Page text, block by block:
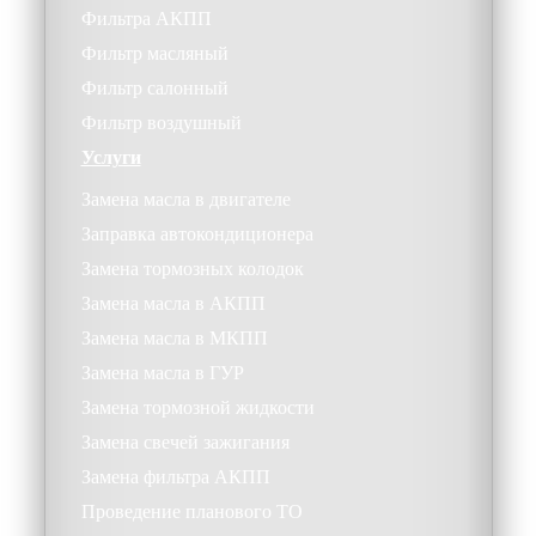
Фильтра АКПП
Фильтр масляный
Фильтр салонный
Фильтр воздушный
Услуги
Замена масла в двигателе
Заправка автокондиционера
Замена тормозных колодок
Замена масла в АКПП
Замена масла в МКПП
Замена масла в ГУР
Замена тормозной жидкости
Замена свечей зажигания
Замена фильтра АКПП
Проведение планового ТО